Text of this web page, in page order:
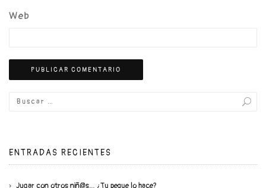
Web
ENTRADAS RECIENTES
Jugar con otros niñ@s… ¿Tu peque lo hace?